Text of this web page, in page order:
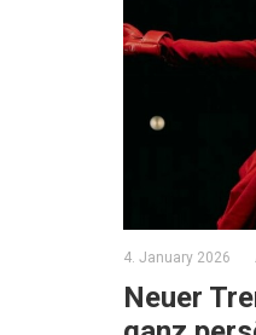
4. January 2026
Neuer